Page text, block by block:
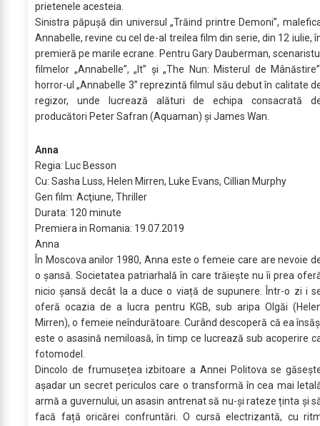
prietenele acesteia.
Sinistra păpușă din universul „Trăind printre Demoni”,
Annabelle, revine cu cel de-al treilea film din serie, din 12 iulie,
premieră pe marile ecrane. Pentru Gary Dauberman,
filmelor „Annabelle”, „It” și „The Nun: Misterul de
horror-ul „Annabelle 3” reprezintă filmul său debut în calitate
regizor, unde lucrează alături de echipa consacrată
producători Peter Safran (Aquaman) şi James Wan.
Anna
Regia: Luc Besson
Cu: Sasha Luss, Helen Mirren, Luke Evans, Cillian Murphy
Gen film: Acţiune, Thriller
Durata: 120 minute
Premiera in Romania: 19.07.2019
Anna
În Moscova anilor 1980, Anna este o femeie care are nevoie
o șansă. Societatea patriarhală în care trăiește nu îi prea
nicio șansă decât la a duce o viață de supunere. Într-o zi i
oferă ocazia de a lucra pentru KGB, sub aripa Olgăi
Mirren), o femeie neîndurătoare. Curând descoperă că ea
este o asasină nemiloasă, în timp ce lucrează sub acoperire
fotomodel.
Dincolo de frumusețea izbitoare a Annei Politova se
așadar un secret periculos care o transformă în cea mai
armă a guvernului, un asasin antrenat să nu-și rateze ținta și
facă față oricărei confruntări. O cursă electrizantă, cu